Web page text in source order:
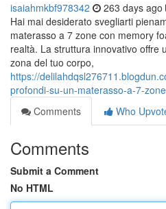
isaiahmkbf978342 263 days ago
Hai mai desiderato svegliarti
materasso a 7 zone con memory
realtà. La struttura innovativo offre
zona del tuo corpo,
https://
profondi-su-un-materasso-a-7-
Comments
Who
Comments
Submit a Comment
No HTML